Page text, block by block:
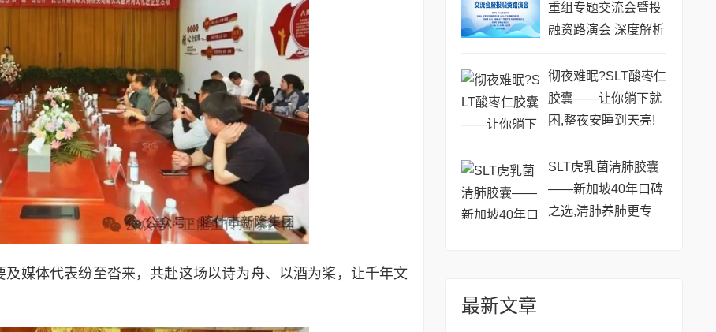
媒体代表纷至沓来，共赴这场以诗为舟、以酒为桨，让千年文
重组专题交流会暨投
融资路演会 深度解析
级
彻夜难眠?SLT酸枣仁
胶囊——让你躺下就
困,整夜安睡到天亮!
SLT虎乳菌清肺胶囊
——新加坡40年口碑
之选,清肺养肺更专
最新文章